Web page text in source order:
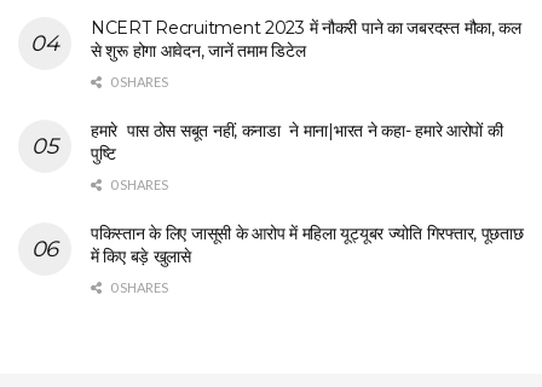
NCERT Recruitment 2023 में नौकरी पाने का जबरदस्त मौका, कल
से शुरू होगा आवेदन, जानें तमाम डिटेल
0 SHARES
हमारे पास ठोस सबूत नहीं, कनाडा ने माना|भारत ने कहा- हमारे आरोपों की
पुष्टि
0 SHARES
पकिस्तान के लिए जासूसी के आरोप में महिला यूट्यूबर ज्योति गिरफ्तार, पूछताछ
में किए बड़े खुलासे
0 SHARES